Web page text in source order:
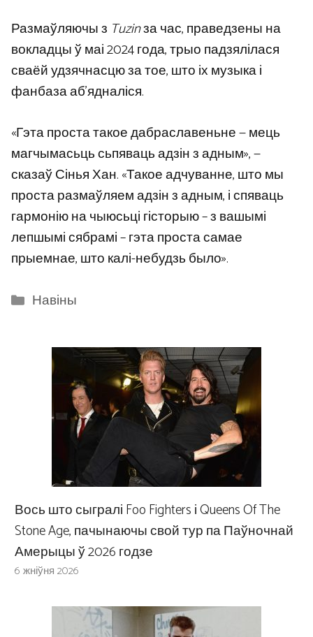
Размаўляючы з Tuzinза час, праведзены на
вокладцы ў маі 2024 года, трыо падзялілася
сваёй удзячнасцю за тое, што іх музыка і
фанбаза аб’ядналіся.
«Гэта проста такое дабраславеньне — мець
магчымасьць сьпяваць адзін з адным», —
сказаў Сінья Хан. «Такое адчуванне, што мы
проста размаўляем адзін з адным, і спяваць
гармонію на чыюсьці гісторыю – з вашымі
лепшымі сябрамі – гэта проста самае
прыемнае, што калі-небудзь было».
Categories
Навіны
Вось што сыгралі Foo Fighters і Queens Of The
Stone Age, пачынаючы свой тур па Паўночнай
Амерыцы ў 2026 годзе
6 жніўня 2026